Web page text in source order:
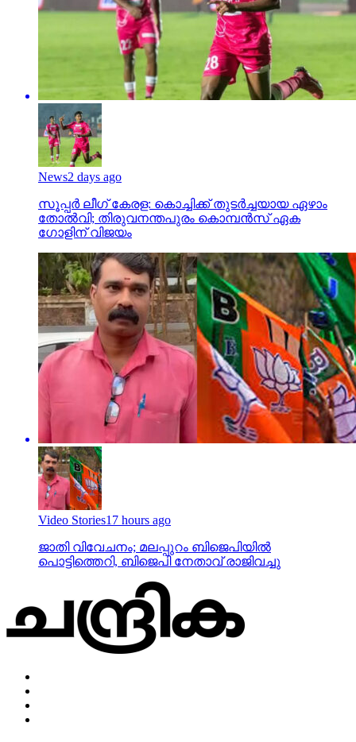
News2 days ago
സൂപ്പര്‍ ലീഗ് കേരള: കൊച്ചിക്ക് തുടര്‍ച്ചയായ ഏഴാം
തോല്‍വി; തിരുവനന്തപുരം കൊമ്പന്‍സ് ഏക
ഗോളിന് വിജയം
Video Stories17 hours ago
ജാതി വിവേചനം; മലപ്പുറം ബിജെപിയില്‍
പൊട്ടിത്തെറി, ബിജെപി നേതാവ് രാജിവച്ചു